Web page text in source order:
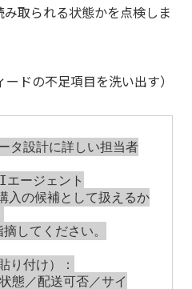
取られる状態かを点検しま
ードの不足項目を洗い出す）
タ設計に詳しい担当者
エージェント
入の候補として扱えるか
してください。
り付け）：
態／配送可否／サイ